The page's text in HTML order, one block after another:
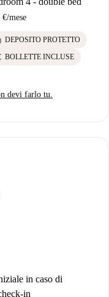
€/mese
DEPOSITO PROTETTO
BOLLETTE INCLUSE
devi farlo tu.
in caso di
in